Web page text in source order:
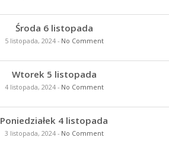
Środa 6 listopada
5 listopada, 2024- No Comment
Wtorek 5 listopada
4 listopada, 2024- No Comment
Poniedziałek 4 listopada
3 listopada, 2024- No Comment